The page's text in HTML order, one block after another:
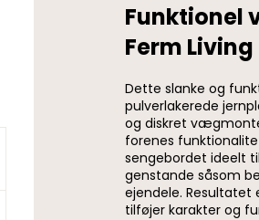
Ferm Living
Dette slanke og
pulverlakerede
og diskret
forenes
sengebordet ideelt
genstande såsom
ejendele.
tilføjer karakter og